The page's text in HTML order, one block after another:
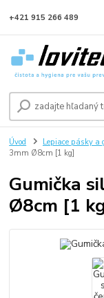
+421 915 266 489
Úvod Lepiace pásky a
3mm Ø8cm [1 kg]
Gumička
Ø8cm [1